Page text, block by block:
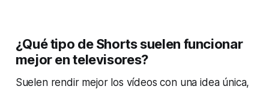
¿Qué tipo de Shorts suelen funcionar
mejor en televisores?
Suelen rendir mejor los vídeos con una idea única,